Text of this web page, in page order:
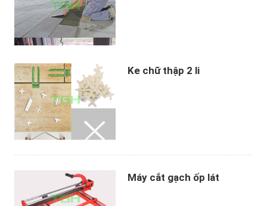
Ke chữ thập 2 li
Máy cắt gạch ốp lát